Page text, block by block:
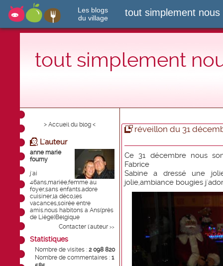
Les blogs
du village
tout simplement nous
tout simplement
> Accueil du blog <
L'auteur
anne marie
fourny
j'ai
46ans,mariée,femme au
foyer,sans enfants.adore
cuisiner,la déco,les
vacances,soirée entre
amis.nous habitons a Ans(près
de Liège)Belgique
Contacter l'auteur >>
Statistiques
Nombre de visites : 2 098 820
Nombre de commentaires : 1
réveillon du 31
Ce 31 décembre nous
Fabrice
Sabine a dressé une
jolie,ambiance bougies